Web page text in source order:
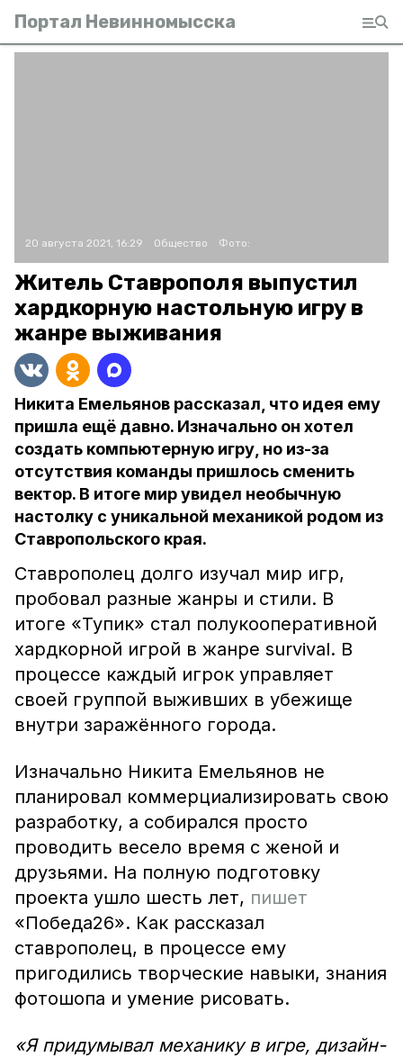
Портал Невинномысска
20 августа 2021, 16:29 Общество Фото:
Житель Ставрополя выпустил
хардкорную настольную игру в
жанре выживания
Никита Емельянов рассказал, что идея ему
пришла ещё давно. Изначально он хотел
создать компьютерную игру, но из-за
отсутствия команды пришлось сменить
вектор. В итоге мир увидел необычную
настолку с уникальной механикой родом из
Ставропольского края.
Ставрополец долго изучал мир игр,
пробовал разные жанры и стили. В
итоге «Тупик» стал полукооперативной
хардкорной игрой в жанре survival. В
процессе каждый игрок управляет
своей группой выживших в убежище
внутри заражённого города.
Изначально Никита Емельянов не
планировал коммерциализировать свою
разработку, а собирался просто
проводить весело время с женой и
друзьями. На полную подготовку
проекта ушло шесть лет, пишет
«Победа26». Как рассказал
ставрополец, в процессе ему
пригодились творческие навыки, знания
фотошопа и умение рисовать.
«Я придумывал механику в игре, дизайн-